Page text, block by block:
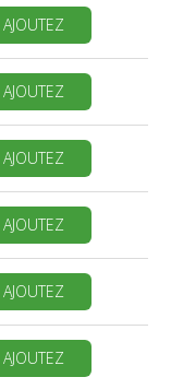
AJOUTEZ
AJOUTEZ
AJOUTEZ
AJOUTEZ
AJOUTEZ
AJOUTEZ